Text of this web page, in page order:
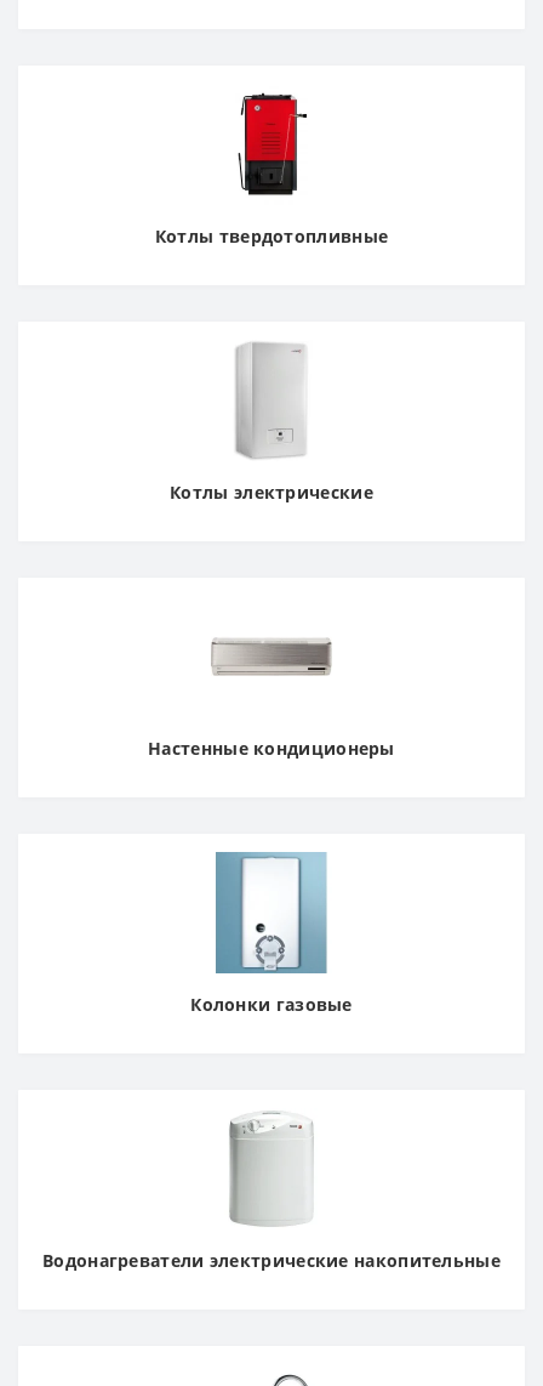
Котлы твердотопливные
Котлы электрические
Настенные кондиционеры
Колонки газовые
Водонагреватели электрические накопительные